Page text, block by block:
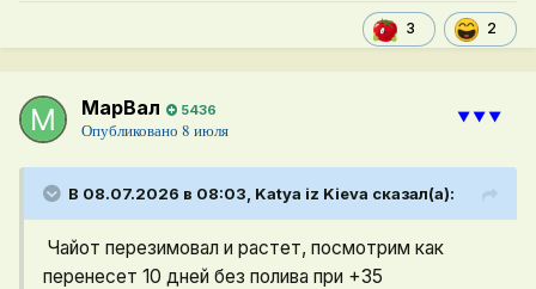
3 2
МарВал 5436
Опубликовано 8 июля
⯆⯆⯆
В 08.07.2026 в 08:03, Katya iz Kieva сказал(а):
Чайот перезимовал и растет, посмотрим как
перенесет 10 дней без полива при +35